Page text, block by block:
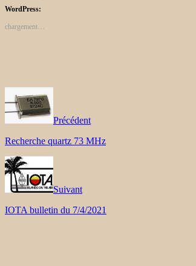
WordPress:
chargement…
Précédent
Recherche quartz 73 MHz
Suivant
IOTA bulletin du 7/4/2021